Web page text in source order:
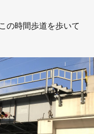
の時間歩道を歩いて